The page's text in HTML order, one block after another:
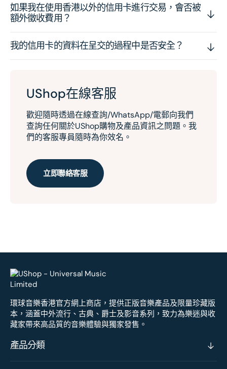
如果我在使用香港以外的信用卡進行交易，會否被
額外徵收費用？
我的信用卡的資料在呈交的過程中是否安全？
UShop在線客服
歡迎隨時透過在線查詢/WhatsApp/電郵向我們
查詢任何關於UShop購物及產品資訊之問題。我
們的客服專員隨時為你效名。
立即聯絡客服
環球音樂香港官方網上商店，提供正版音樂產品及限量珍藏版
本，涵蓋中外流行、古典、爵士及影音系列，致力為樂迷與收
藏家帶來高品質的音樂體驗與獨家發售。
產品分類